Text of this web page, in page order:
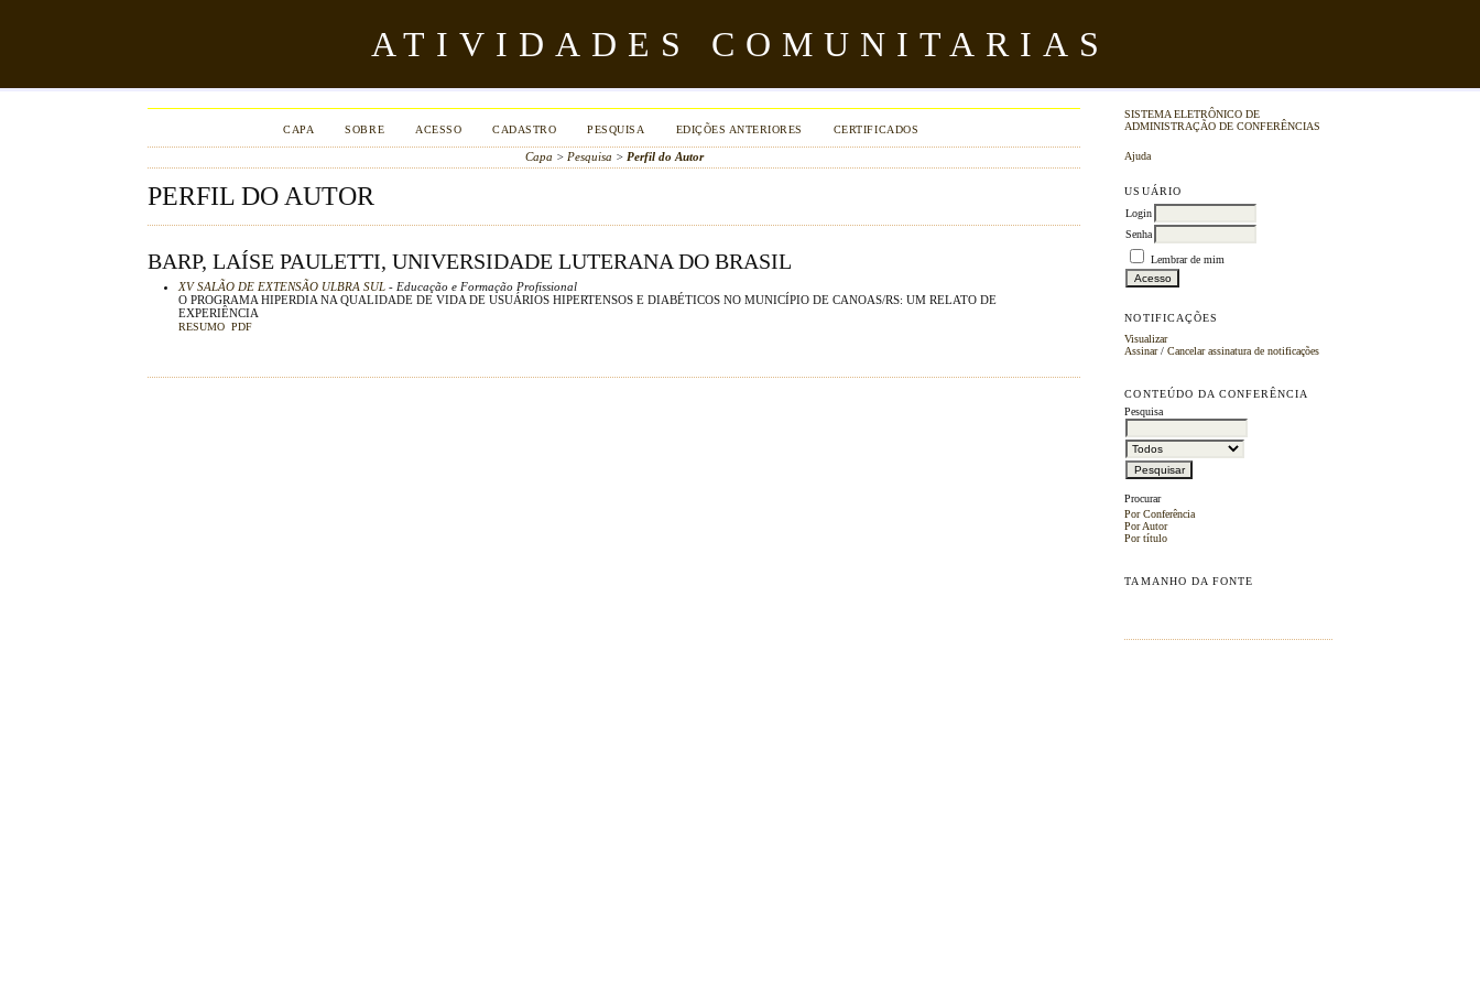
ATIVIDADES COMUNITARIAS
SISTEMA ELETRÔNICO DE
ADMINISTRAÇÃO DE CONFERÊNCIAS
Ajuda
USUÁRIO
Login
Senha
Lembrar de mim
NOTIFICAÇÕES
Visualizar
Assinar/Cancelar assinatura de notificações
CONTEÚDO DA CONFERÊNCIA
Pesquisa
Procurar
Por Conferência
Por Autor
Por título
TAMANHO DA FONTE
CAPA SOBRE ACESSO CADASTRO PESQUISA EDIÇÕES ANTERIORES CERTIFICADOS
Capa > Pesquisa > Perfil do Autor
PERFIL DO AUTOR
BARP, LAÍSE PAULETTI, UNIVERSIDADE LUTERANA DO BRASIL
XV SALÃO DE EXTENSÃO ULBRA SUL - Educação e Formação Profissional
O PROGRAMA HIPERDIA NA QUALIDADE DE VIDA DE USUÁRIOS HIPERTENSOS E DIABÉTICOS NO MUNICÍPIO DE CANOAS/RS: UM RELATO DE
EXPERIÊNCIA
RESUMO PDF